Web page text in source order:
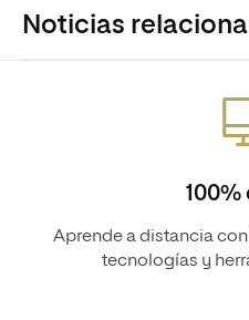
Noticias
100%
Aprende a distancia
tecnologías y